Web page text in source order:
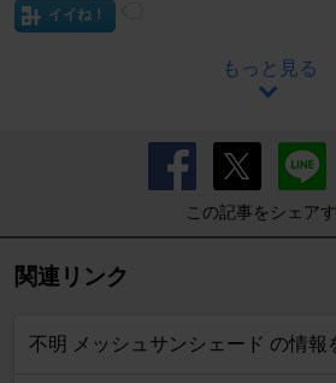
イイね！
もっと見る
この記事をシェア
関連リンク
不明 メッシュサンシェード の情報